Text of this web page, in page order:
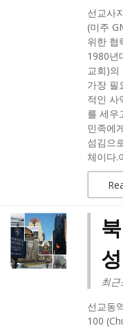
선교사
(미주
위한 협
1980년
교회)의
가장 필
적인 사
를 세우
민족에
섬김으
체이다.
최근
선교동
100